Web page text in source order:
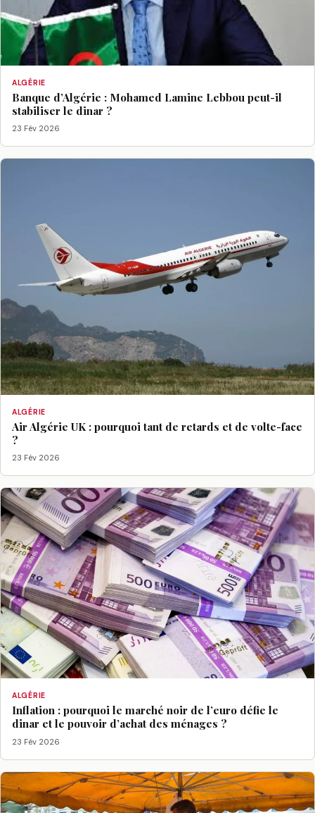
ALGÉRIE
Banque d’Algérie : Mohamed Lamine Lebbou peut-il
stabiliser le dinar ?
23 Fév 2026
ALGÉRIE
Air Algérie UK : pourquoi tant de retards et de volte-face
?
23 Fév 2026
ALGÉRIE
Inflation : pourquoi le marché noir de l’euro défie le
dinar et le pouvoir d’achat des ménages ?
23 Fév 2026